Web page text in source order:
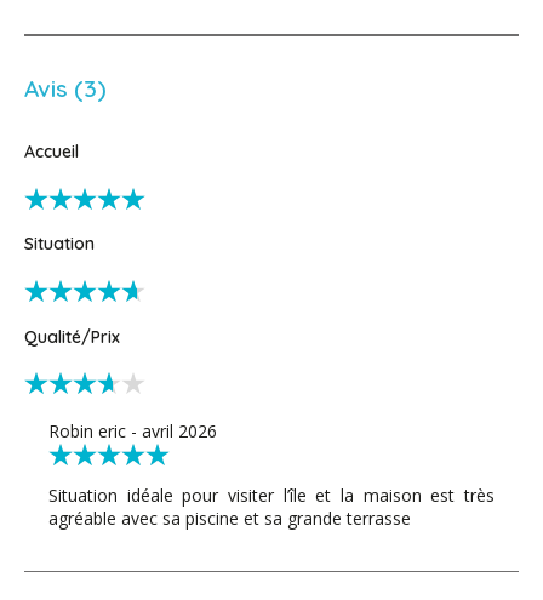
Avis (3)
Accueil
Situation
Qualité/Prix
Robin eric - avril 2026
Situation idéale pour visiter l’île et la maison est très
agréable avec sa piscine et sa grande terrasse